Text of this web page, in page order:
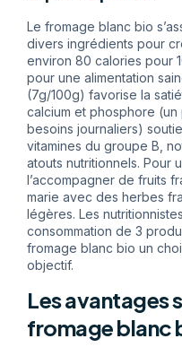
Le fromage blanc bio
divers ingrédients pour
environ 80 calories pour
pour une alimentation
(7g/100g) favorise la
calcium et phosphore
besoins journaliers)
vitamines du groupe B,
atouts nutritionnels. Pour
l’accompagner de fruits
marie avec des herbes
légères. Les
consommation de 3
fromage blanc bio un
objectif.
Les avantages
fromage blanc